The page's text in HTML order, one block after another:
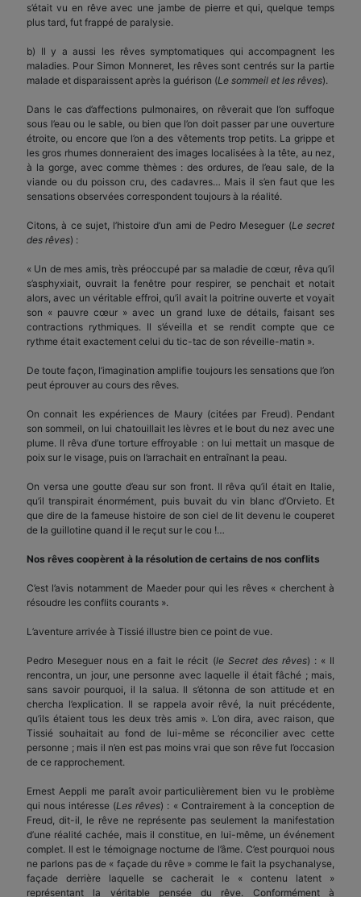
s’était vu en rêve avec une jambe de pierre et qui, quelque temps
plus tard, fut frappé de paralysie.
b) Il y a aussi les rêves symptomatiques qui accompagnent les
maladies. Pour Simon Monneret, les rêves sont centrés sur la partie
malade et disparaissent après la guérison (Le sommeil et les rêves).
Dans le cas d’affections pulmonaires, on rêverait que l’on suffoque
sous l’eau ou le sable, ou bien que l’on doit passer par une ouverture
étroite, ou encore que l’on a des vêtements trop petits. La grippe et
les gros rhumes donneraient des images localisées à la tête, au nez,
à la gorge, avec comme thèmes : des ordures, de l’eau sale, de la
viande ou du poisson cru, des cadavres… Mais il s’en faut que les
sensations observées correspondent toujours à la réalité.
Citons, à ce sujet, l’histoire d’un ami de Pedro Meseguer (Le secret
des rêves) :
« Un de mes amis, très préoccupé par sa maladie de cœur, rêva qu’il
s’asphyxiait, ouvrait la fenêtre pour respirer, se penchait et notait
alors, avec un véritable effroi, qu’il avait la poitrine ouverte et voyait
son « pauvre cœur » avec un grand luxe de détails, faisant ses
contractions rythmiques. Il s’éveilla et se rendit compte que ce
rythme était exactement celui du tic-tac de son réveille-matin ».
De toute façon, l’imagination amplifie toujours les sensations que l’on
peut éprouver au cours des rêves.
On connait les expériences de Maury (citées par Freud). Pendant
son sommeil, on lui chatouillait les lèvres et le bout du nez avec une
plume. Il rêva d’une torture effroyable : on lui mettait un masque de
poix sur le visage, puis on l’arrachait en entraînant la peau.
On versa une goutte d’eau sur son front. Il rêva qu’il était en Italie,
qu’il transpirait énormément, puis buvait du vin blanc d’Orvieto. Et
que dire de la fameuse histoire de son ciel de lit devenu le couperet
de la guillotine quand il le reçut sur le cou !…
Nos rêves coopèrent à la résolution de certains de nos conflits
C’est l’avis notamment de Maeder pour qui les rêves « cherchent à
résoudre les conflits courants ».
L’aventure arrivée à Tissié illustre bien ce point de vue.
Pedro Meseguer nous en a fait le récit (le Secret des rêves) : « Il
rencontra, un jour, une personne avec laquelle il était fâché ; mais,
sans savoir pourquoi, il la salua. Il s’étonna de son attitude et en
chercha l’explication. Il se rappela avoir rêvé, la nuit précédente,
qu’ils étaient tous les deux très amis ». L’on dira, avec raison, que
Tissié souhaitait au fond de lui-même se réconcilier avec cette
personne ; mais il n’en est pas moins vrai que son rêve fut l’occasion
de ce rapprochement.
Ernest Aeppli me paraît avoir particulièrement bien vu le problème
qui nous intéresse (Les rêves) : « Contrairement à la conception de
Freud, dit-il, le rêve ne représente pas seulement la manifestation
d’une réalité cachée, mais il constitue, en lui-même, un événement
complet. Il est le témoignage nocturne de l’âme. C’est pourquoi nous
ne parlons pas de « façade du rêve » comme le fait la psychanalyse,
façade derrière laquelle se cacherait le « contenu latent »
représentant la véritable pensée du rêve. Conformément à